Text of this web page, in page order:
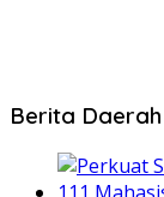
Berita Daerah